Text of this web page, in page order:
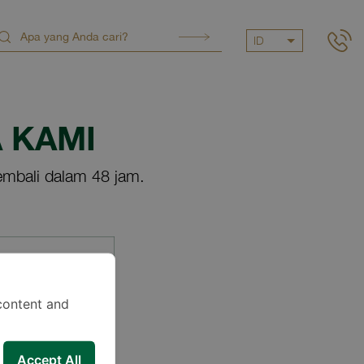
ID
KAMI
dalam 48 jam.
and
Accept All